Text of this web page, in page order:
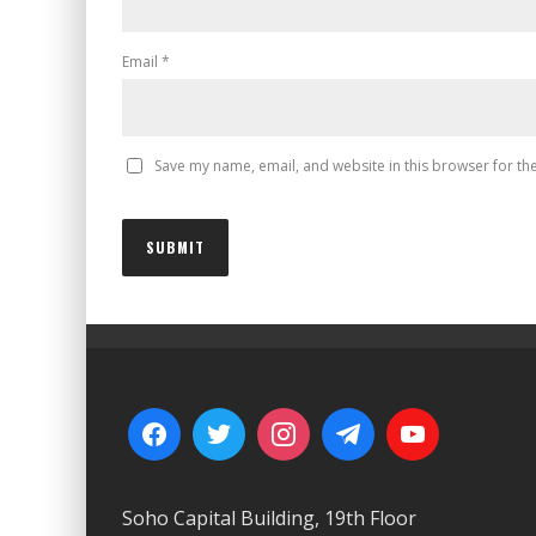
Email *
Save my name, email, and website in this browser for
Soho Capital Building, 19th Floor